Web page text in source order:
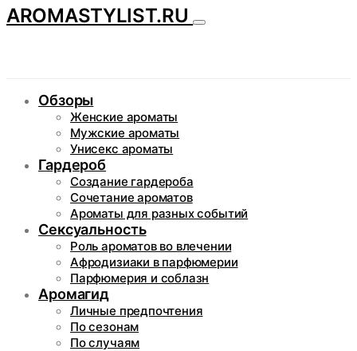
AROMASTYLIST.RU
Обзоры
Женские ароматы
Мужские ароматы
Унисекс ароматы
Гардероб
Создание гардероба
Сочетание ароматов
Ароматы для разных событий
Сексуальность
Роль ароматов во влечении
Афродизиаки в парфюмерии
Парфюмерия и соблазн
Аромагид
Личные предпочтения
По сезонам
По случаям